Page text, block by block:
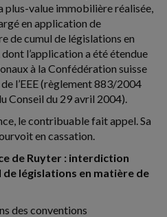
value immobilière réalisée,
en application de
de cumul de législations en
l’application a été étendue
à la Confédération suisse
l’EEE (règlement 883/2004
Conseil du 29 avril 2004).
le contribuable fait appel. Sa
en cassation.
de Ruyter : interdiction
législations en matière de
des conventions